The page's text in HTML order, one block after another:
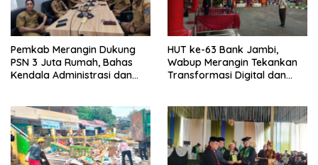
Pemkab Merangin Dukung
PSN 3 Juta Rumah, Bahas
Kendala Administrasi dan
HUT ke-63 Bank Jambi,
Wabup Merangin Tekankan
Transformasi Digital dan